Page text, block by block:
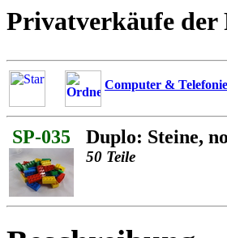
Privatverkäufe der
Computer & Telefonie
SP-035 Duplo: Steine,
50 Teile